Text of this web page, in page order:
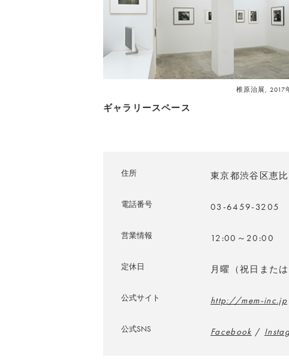
椎原治展, 2017
ギャラリースペース
住所 東京都渋谷区恵
電話番号 03-6459-3205
営業情報 12:00～20:00
定休日 月曜（祝日また
公式サイト http://mem-inc.jp
公式SNS Facebook /